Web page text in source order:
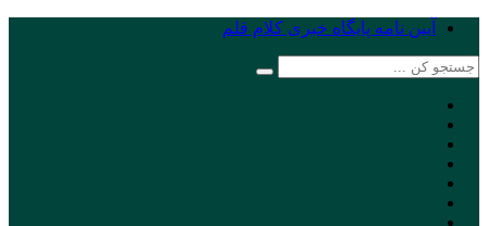
آیین نامه پایگاه خبری کلام قلم